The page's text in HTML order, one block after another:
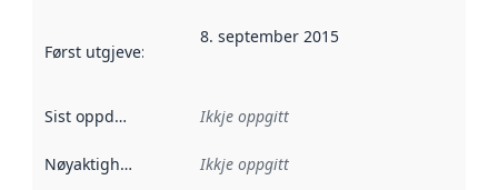
Først utgjeve: Denne datoen seier når dataa i dette
8. september 2015
Sist oppdatert Ikkje oppgitt
Nøyaktigheit Ikkje oppgitt